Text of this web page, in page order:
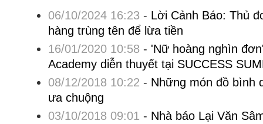
06/10/2024 16:23 - Lời Cảnh Báo: Thủ
hàng trùng tên để lừa tiền
16/01/2020 10:58 - 'Nữ hoàng nghìn
Academy diễn thuyết tại SUCCESS
08/12/2018 10:22 - Những món đồ bình
ưa chuộng
03/10/2018 09:01 - Nhà báo Lại Văn